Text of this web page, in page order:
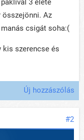
3 élete
összejönni. Az
csigát soha:(
kis szerencse és
Új hozzászólás
#2